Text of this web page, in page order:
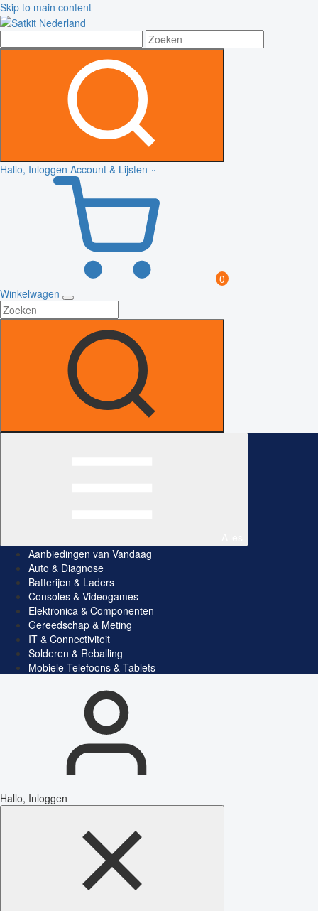
Skip to main content
Hallo, Inloggen Account & Lijsten
0
Winkelwagen
Aanbiedingen van Vandaag
Auto & Diagnose
Batterijen & Laders
Consoles & Videogames
Elektronica & Componenten
Gereedschap & Meting
IT & Connectiviteit
Solderen & Reballing
Mobiele Telefoons & Tablets
Hallo, Inloggen